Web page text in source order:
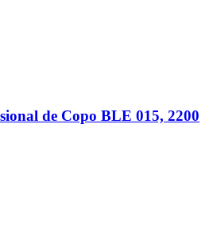
de Copo BLE 015, 2200